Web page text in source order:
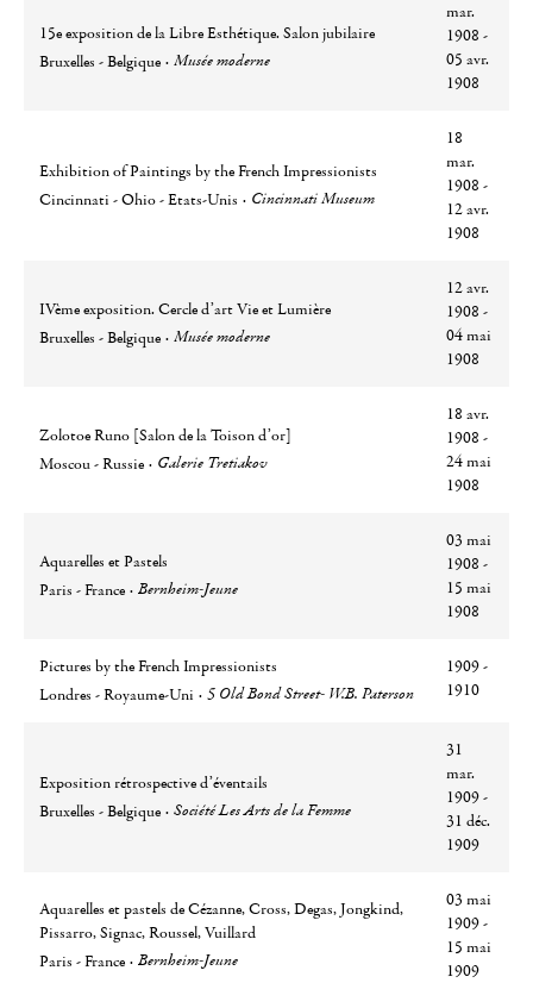
15e exposition de la Libre Esthétique. Salon jubilaire
Ville
Bruxelles - Belgique
Lieu Musée moderne
mar.
1908 -
05 avr.
1908
Exhibition of Paintings by the French Impressionists
Ville
Cincinnati - Ohio - Etats-Unis
Lieu Cincinnati Museum
18
mar.
1908 -
12 avr.
1908
IVème exposition. Cercle d’art Vie et Lumière
Ville
Bruxelles - Belgique
Lieu Musée moderne
12 avr.
1908 -
04 mai
1908
Zolotoe Runo [Salon de la Toison d’or]
Ville
Moscou - Russie
Lieu Galerie Tretiakov
18 avr.
1908 -
24 mai
1908
Aquarelles et Pastels
Ville
Paris - France
Lieu Bernheim-Jeune
03 mai
1908 -
15 mai
1908
Pictures by the French Impressionists
Ville
Londres - Royaume-Uni
Lieu 5 Old Bond Street- W.B. Paterson
1909 -
1910
Exposition rétrospective d’éventails
Ville
Bruxelles - Belgique
Lieu Société Les Arts de la Femme
31
mar.
1909 -
31 déc.
1909
Aquarelles et pastels de Cézanne, Cross, Degas, Jongkind,
Pissarro, Signac, Roussel, Vuillard
Ville
Paris - France
Lieu Bernheim-Jeune
03 mai
1909 -
15 mai
1909